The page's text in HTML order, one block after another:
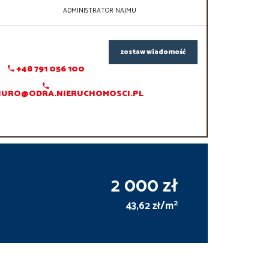
ADMINISTRATOR NAJMU
+48 791 056 100
zostaw wiadomość
2 000 zł
43,62 zł/m2